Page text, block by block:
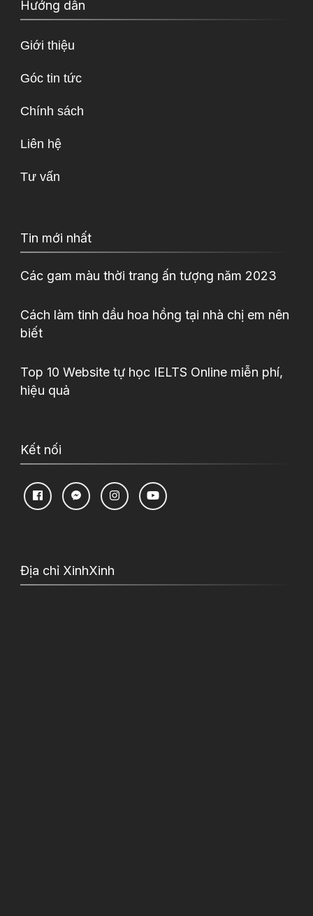
Hướng dẫn
Giới thiệu
Góc tin tức
Chính sách
Liên hệ
Tư vấn
Tin mới nhất
Các gam màu thời trang ấn tượng năm 2023
Cách làm tinh dầu hoa hồng tại nhà chị em nên
biết
Top 10 Website tự học IELTS Online miễn phí,
hiệu quả
Kết nối
Địa chỉ XinhXinh